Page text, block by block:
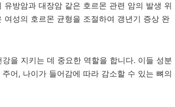
방암과 대장암 같은 호르몬 관련 암의 발생 위
성의 호르몬 균형을 조절하여 갱년기 증상 완
을 지키는 데 중요한 역할을 합니다. 이들 성분
어, 나이가 들어감에 따라 감소할 수 있는 뼈의